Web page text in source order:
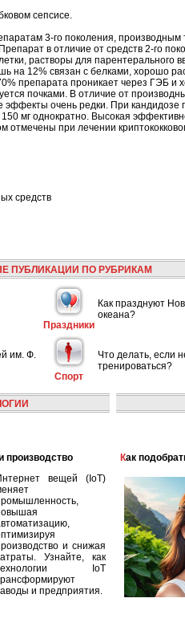
сепсисе.
3-го поколения, производным
в отличие от средств 2-го
растворы для парентерального
на 12% связан с белками, хорошо
препарата проникает через ГЭБ и
почками. В отличие от
очень редки. При кандидозе
мг однократно. Высокая
при лечении
средств
ПУБЛИКАЦИИ ПО РУБРИКАМ
Праздники
Как празднуют
океана?
им. Ф.
Спорт
Что делать, если
тренироваться?
производство
вещей (IoT)
и снижая
Узнайте, как
IoT
и предприятия.
Как